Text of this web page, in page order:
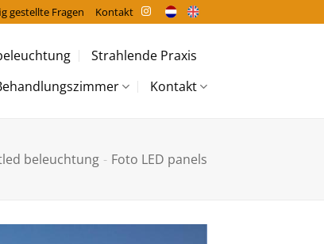
gestellte Fragen Kontakt
Strahlende Praxis
Kontakt
beleuchtung - Foto LED panels